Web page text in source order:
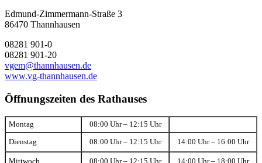
Edmund-Zimmermann-Straße 3
86470 Thannhausen
08281 901-0
08281 901-20
vgem@thannhausen.de
www.vg-thannhausen.de
Öffnungszeiten des Rathauses
Montag 08:00 Uhr – 12:15 Uhr
Dienstag 08:00 Uhr – 12:15 Uhr 14:00 Uhr – 16:00 Uhr